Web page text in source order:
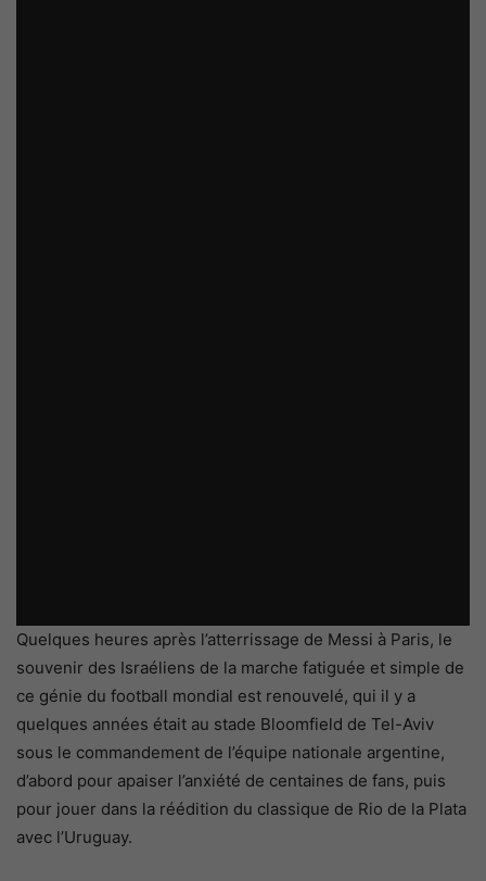
Quelques heures après l’atterrissage de Messi à Paris, le
souvenir des Israéliens de la marche fatiguée et simple de
ce génie du football mondial est renouvelé, qui il y a
quelques années était au stade Bloomfield de Tel-Aviv
sous le commandement de l’équipe nationale argentine,
d’abord pour apaiser l’anxiété de centaines de fans, puis
pour jouer dans la réédition du classique de Rio de la Plata
avec l’Uruguay.